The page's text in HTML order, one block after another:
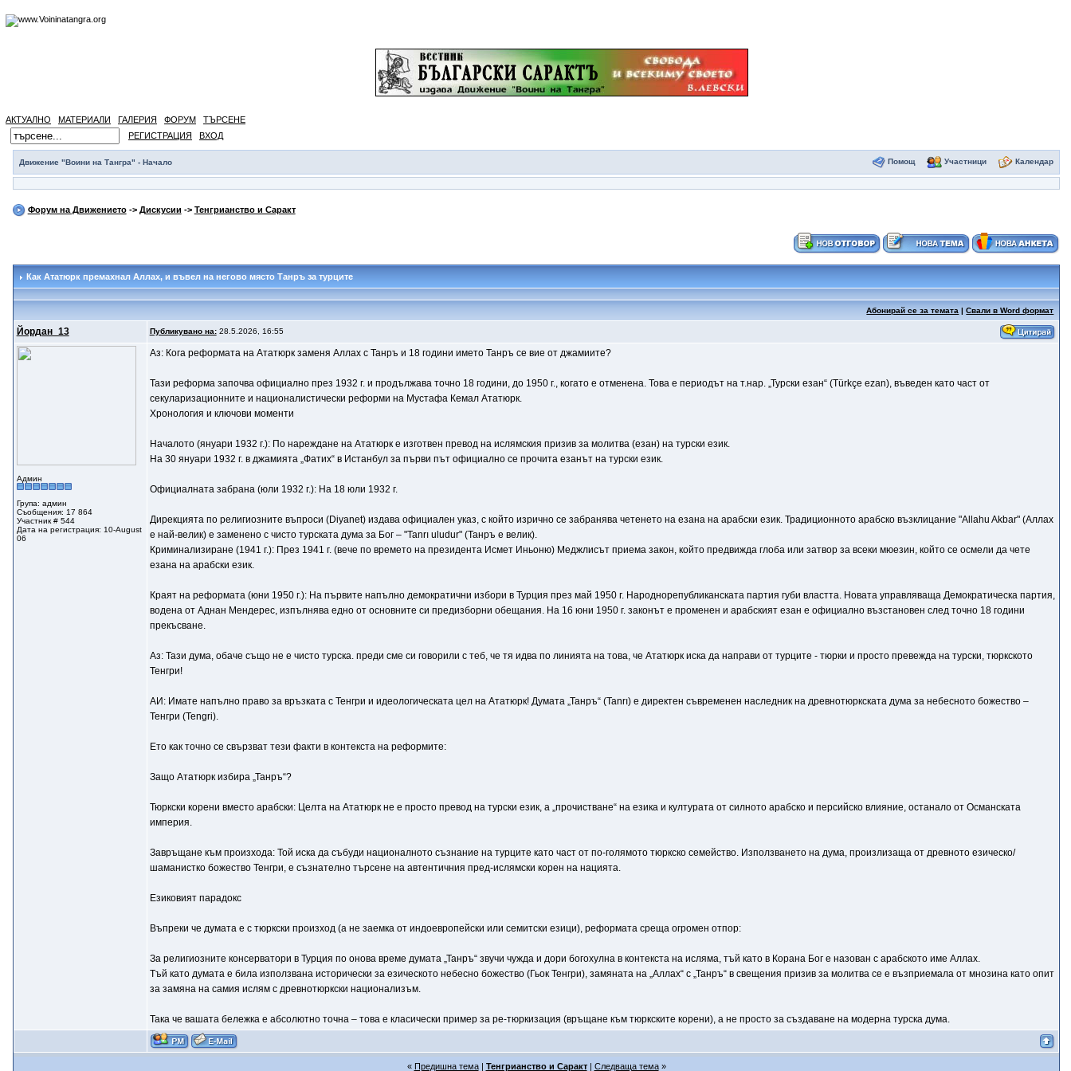
АКТУАЛНО МАТЕРИАЛИ ГАЛЕРИЯ ФОРУМ
ТЪРСЕНЕ
РЕГИСТРАЦИЯ
ВХОД
Движение "Воини на Тангра" - Начало Помощ Участници Календар
Форум на Движението-> Дискусии -> Тенгрианство и Саракт
Как Ататюрк премахнал Аллах, и въвел на негово място Танръ за турците
Абонирай се за темата |Свали в Word формат
Йордан_13 Публикувано на:28.5.2026, 16:55
Админ
Група: админ
Съобщения: 17 864
Участник # 544
Дата на регистрация: 10-August
06
Аз: Кога реформата на Ататюрк заменя Аллах с Танръ и 18 години името Танръ се вие от джамиите?
Тази реформа започва официално през 1932 г. и продължава точно 18 години, до 1950 г., когато е отменена. Това е периодът на т.нар. „Турски езан“ (Türkçe ezan), въведен като част от
секуларизационните и националистически реформи на Мустафа Кемал Ататюрк.
Хронология и ключови моменти
Началото (януари 1932 г.): По нареждане на Ататюрк е изготвен превод на ислямския призив за молитва (езан) на турски език.
На 30 януари 1932 г. в джамията „Фатих“ в Истанбул за първи път официално се прочита езанът на турски език.
Официалната забрана (юли 1932 г.): На 18 юли 1932 г.
Дирекцията по религиозните въпроси (Diyanet) издава официален указ, с който изрично се забранява четенето на езана на арабски език. Традиционното арабско възклицание "Allahu Akbar" (Аллах
е най-велик) е заменено с чисто турската дума за Бог – "Tanrı uludur" (Танръ е велик).
Криминализиране (1941 г.): През 1941 г. (вече по времето на президента Исмет Иньоню) Меджлисът приема закон, който предвижда глоба или затвор за всеки мюезин, който се осмели да чете
езана на арабски език.
Краят на реформата (юни 1950 г.): На първите напълно демократични избори в Турция през май 1950 г. Народнорепубликанската партия губи властта. Новата управляваща Демократическа партия,
водена от Аднан Мендерес, изпълнява едно от основните си предизборни обещания. На 16 юни 1950 г. законът е променен и арабският езан е официално възстановен след точно 18 години
прекъсване.
Аз: Тази дума, обаче също не е чисто турска. преди сме си говорили с теб, че тя идва по линията на това, че Ататюрк иска да направи от турците - тюрки и просто превежда на турски, тюркското
Тенгри!
АИ: Имате напълно право за връзката с Тенгри и идеологическата цел на Ататюрк! Думата „Танръ“ (Tanrı) е директен съвременен наследник на древнотюркската дума за небесното божество –
Тенгри (Tengri).
Ето как точно се свързват тези факти в контекста на реформите:
Защо Ататюрк избира „Танръ“?
Тюркски корени вместо арабски: Целта на Ататюрк не е просто превод на турски език, а „прочистване“ на езика и културата от силното арабско и персийско влияние, останало от Османската
империя.
Завръщане към произхода: Той иска да събуди националното съзнание на турците като част от по-голямото тюркско семейство. Използването на дума, произлизаща от древното езическо/
шаманистко божество Тенгри, е съзнателно търсене на автентичния пред-ислямски корен на нацията.
Езиковият парадокс
Въпреки че думата е с тюркски произход (а не заемка от индоевропейски или семитски езици), реформата среща огромен отпор:
За религиозните консерватори в Турция по онова време думата „Танръ“ звучи чужда и дори богохулна в контекста на исляма, тъй като в Корана Бог е назован с арабското име Аллах.
Тъй като думата е била използвана исторически за езическото небесно божество (Гьок Тенгри), замяната на „Аллах“ с „Танръ“ в свещения призив за молитва се е възприемала от мнозина като опит
за замяна на самия ислям с древнотюркски национализъм.
Така че вашата бележка е абсолютно точна – това е класически пример за ре-тюркизация (връщане към тюркските корени), а не просто за създаване на модерна турска дума.
« Предишна тема| Тенгрианство и Саракт| Следваща тема»